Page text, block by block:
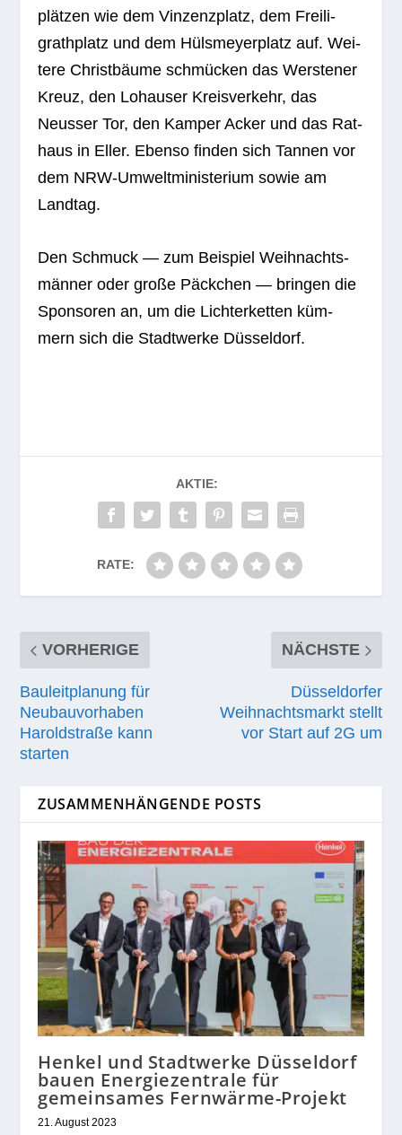
plät­zen wie dem Vin­zen­z­platz, dem Frei­li­
grath­platz und dem Hüls­mey­er­platz auf. Wei­
tere Christ­bäume schmü­cken das Wers­te­ner
Kreuz, den Lohau­ser Kreis­ver­kehr, das
Neus­ser Tor, den Kam­per Acker und das Rat­
haus in Eller. Ebenso fin­den sich Tan­nen vor
dem NRW-Umwelt­mi­nis­te­rium sowie am
Landtag.
Den Schmuck — zum Bei­spiel Weih­nachts­
män­ner oder große Päck­chen — brin­gen die
Spon­so­ren an, um die Lich­ter­ket­ten küm­
mern sich die Stadt­werke Düsseldorf.
AKTIE:
RATE:
VORHERIGE
Bauleitplanung für
Neubauvorhaben
Haroldstraße kann
starten
NÄCHSTE
Düsseldorfer
Weihnachtsmarkt stellt
vor Start auf 2G um
ZUSAMMENHÄNGENDE POSTS
Henkel und Stadtwerke Düsseldorf
bauen Energiezentrale für
gemeinsames Fernwärme-Projekt
21. August 2023